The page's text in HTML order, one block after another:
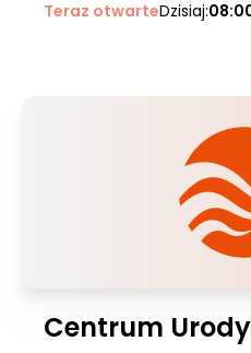
Teraz otwarteDzisiaj:
Centrum